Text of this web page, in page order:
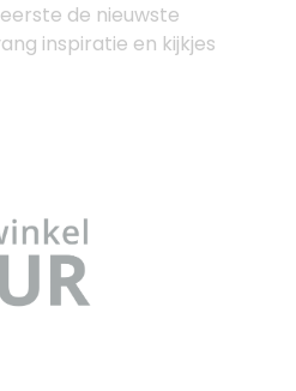
de nieuwste
inspiratie en kijkjes